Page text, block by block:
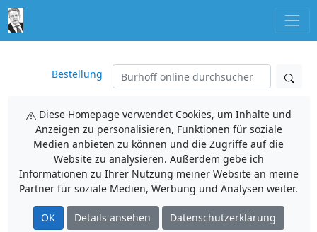
Bestellung
Diese Homepage verwendet Cookies, um Inhalte und
Anzeigen zu personalisieren, Funktionen für soziale
Medien anbieten zu können und die Zugriffe auf die
Website zu analysieren. Außerdem gebe ich
Informationen zu Ihrer Nutzung meiner Website an meine
Partner für soziale Medien, Werbung und Analysen weiter.
OK Details ansehen Datenschutzerklärung